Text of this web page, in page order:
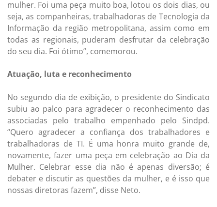
mulher. Foi uma peça muito boa, lotou os dois dias, ou
seja, as companheiras, trabalhadoras de Tecnologia da
Informação da região metropolitana, assim como em
todas as regionais, puderam desfrutar da celebração
do seu dia. Foi ótimo”, comemorou.
Atuação, luta e reconhecimento
No segundo dia de exibição, o presidente do Sindicato
subiu ao palco para agradecer o reconhecimento das
associadas pelo trabalho empenhado pelo Sindpd.
“Quero agradecer a confiança dos trabalhadores e
trabalhadoras de TI. É uma honra muito grande de,
novamente, fazer uma peça em celebração ao Dia da
Mulher. Celebrar esse dia não é apenas diversão; é
debater e discutir as questões da mulher, e é isso que
nossas diretoras fazem”, disse Neto.